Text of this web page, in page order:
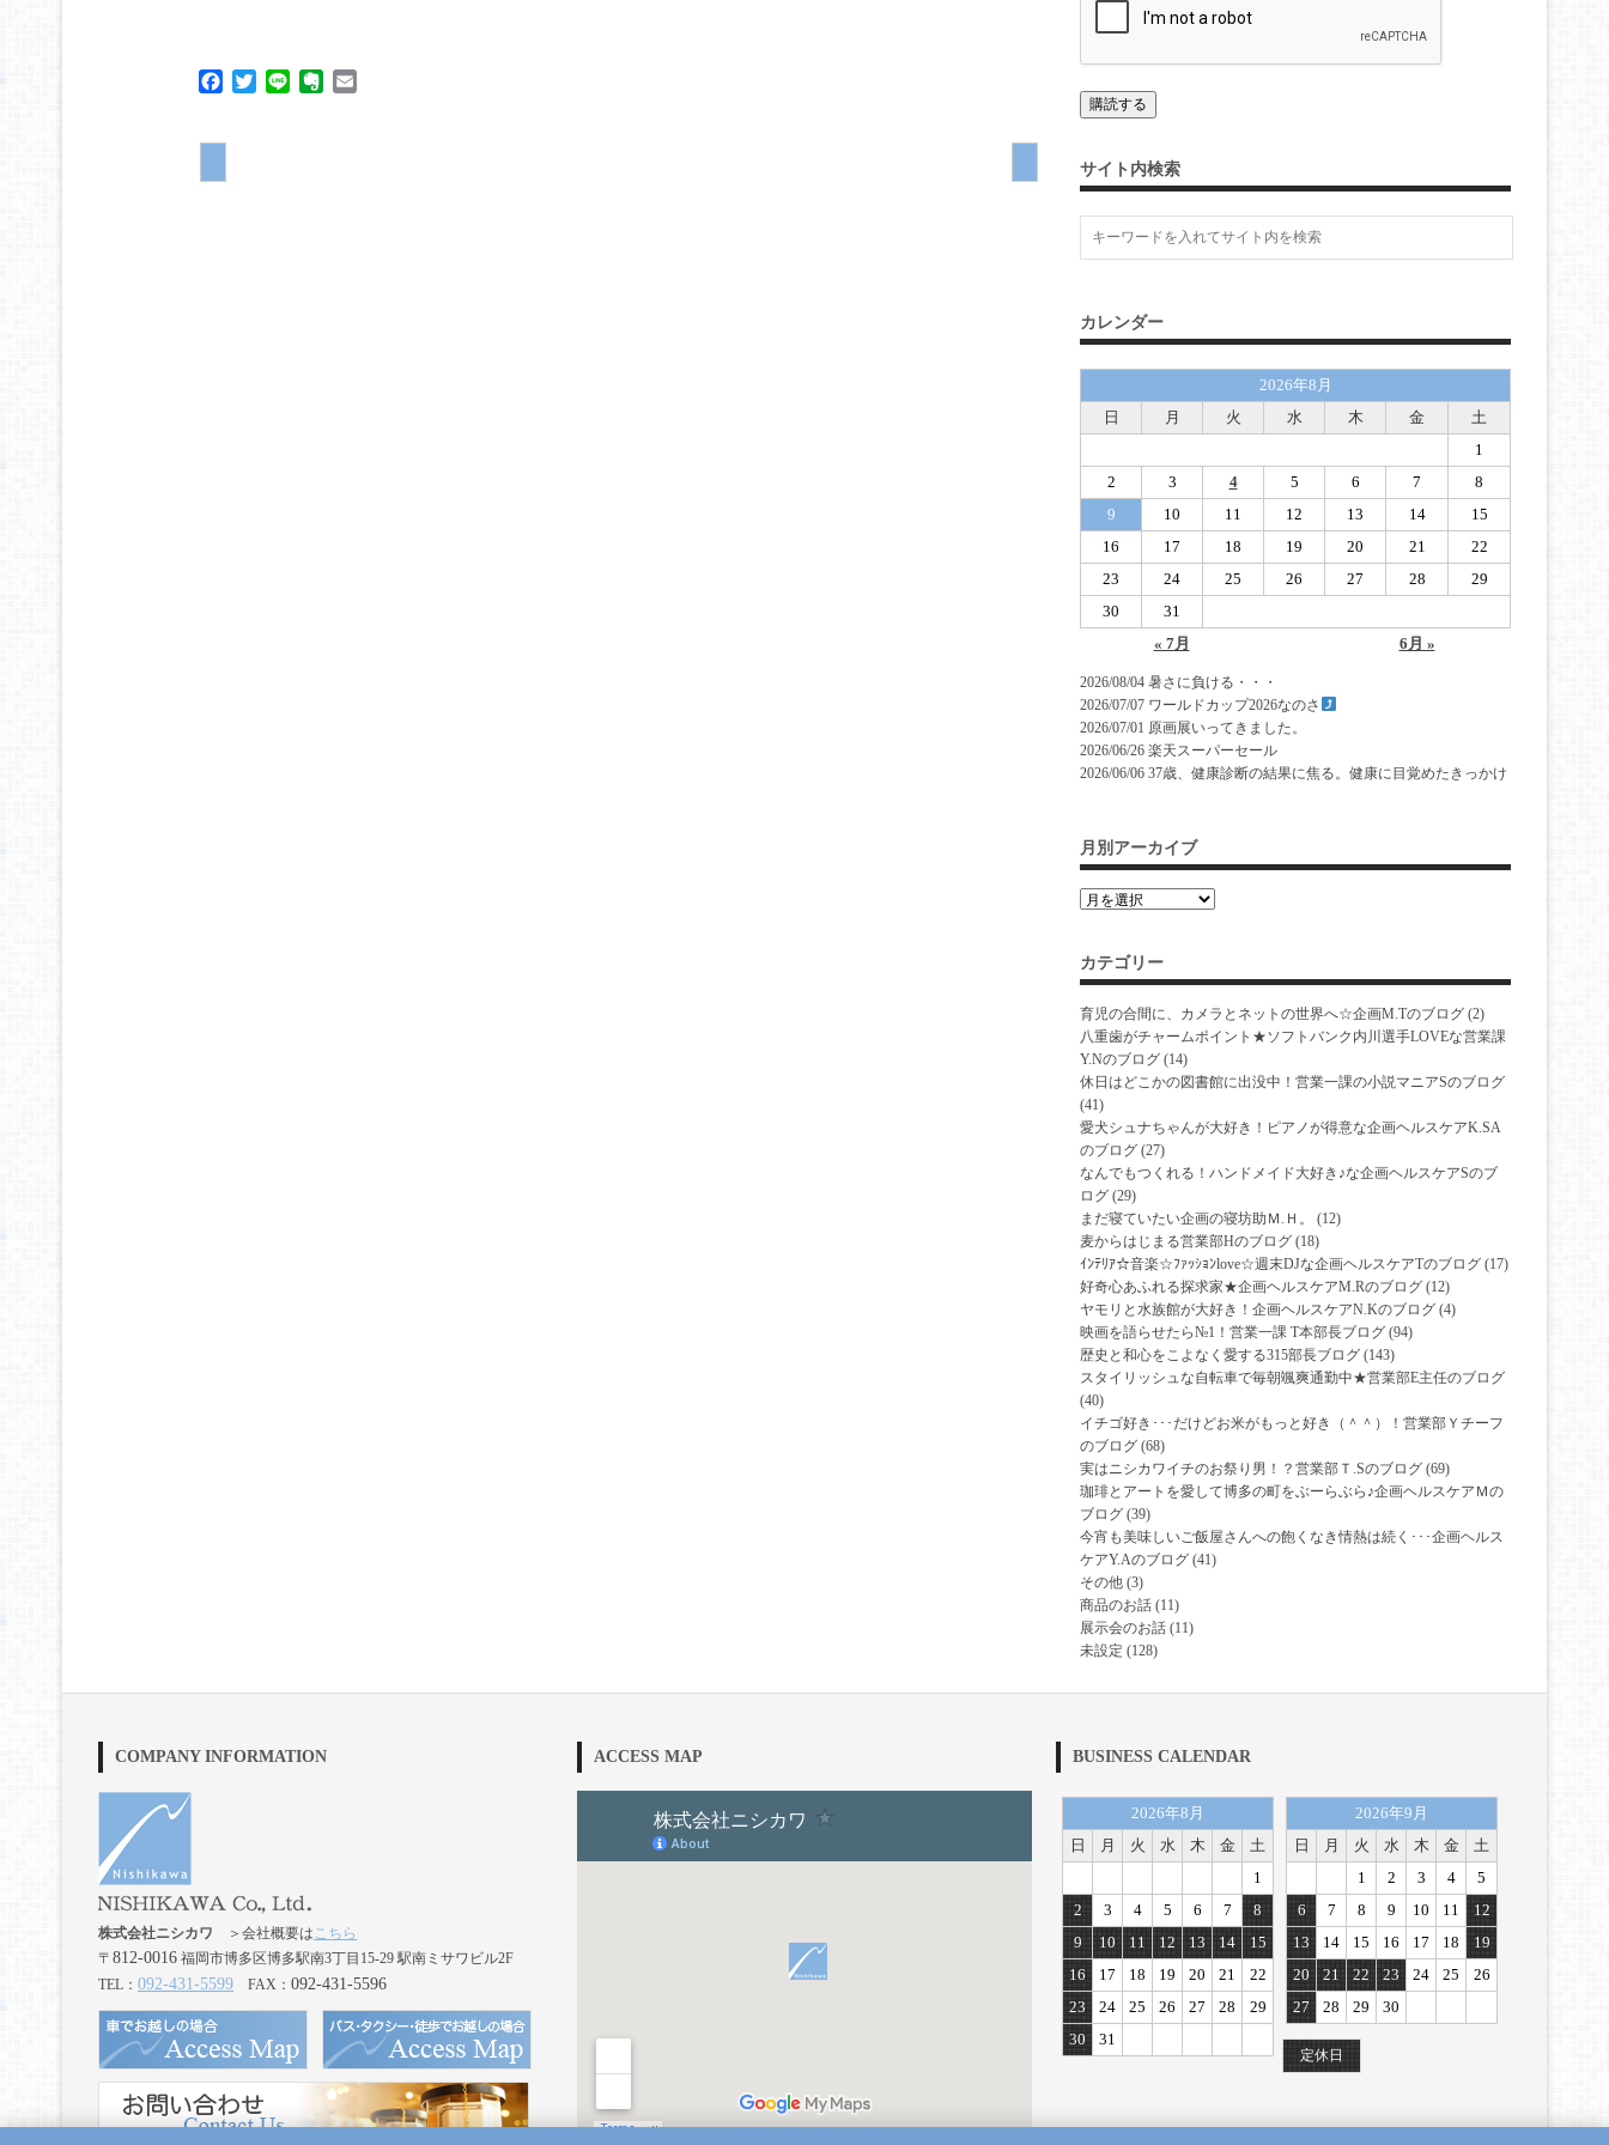
FacebookTwitterLine Evernote
サイト内検索
カレンダー
2026年8月
日
月 火 水 木 金 土
« 7月 6月 »
1
2
3 4 5 6 7
8
9
10 11 12 13 14
15
16
17 18 19 20 21
22
23
24 25 26 27 28
29
30
31
2026/08/04 暑さに負ける・・・
2026/07/07 ワールドカップ2026なのさ
2026/07/01 原画展いってきました。
2026/06/26 楽天スーパーセール
2026/06/06 37歳、健康診断の結果に焦る。健康に目覚めたきっかけ
月別アーカイブ
カテゴリー
育児の合間に、カメラとネットの世界へ☆企画M.Tのブログ (2)
八重歯がチャームポイント★ソフトバンク内川選手LOVEな営業課
Y.Nのブログ (14)
休日はどこかの図書館に出没中！営業一課の小説マニアSのブログ
(41)
愛犬シュナちゃんが大好き！ピアノが得意な企画ヘルスケアK.SA
のブログ (27)
なんでもつくれる！ハンドメイド大好き♪な企画ヘルスケアSのブ
ログ (29)
まだ寝ていたい企画の寝坊助Ｍ.Ｈ。
(12)
麦からはじまる営業部Hのブログ (18)
ｲﾝﾃﾘｱ☆音楽☆ﾌｧｯｼｮﾝlove☆週末DJな企画ヘルスケアTのブログ (17)
好奇心あふれる探求家★企画ヘルスケアM.Rのブログ (12)
ヤモリと水族館が大好き！企画ヘルスケアN.Kのブログ (4)
映画を語らせたら№1！営業一課 T本部長ブログ (94)
歴史と和心をこよなく愛する315部長ブログ (143)
スタイリッシュな自転車で毎朝颯爽通勤中★営業部E主任のブログ
(40)
イチゴ好き･･･だけどお米がもっと好き（＾＾）！営業部Ｙチーフ
のブログ (68)
実はニシカワイチのお祭り男！？営業部Ｔ.Sのブログ (69)
珈琲とアートを愛して博多の町をぶーらぶら♪企画ヘルスケアＭの
ブログ (39)
今宵も美味しいご飯屋さんへの飽くなき情熱は続く･･･企画ヘルス
ケアY.Aのブログ (41)
その他 (3)
商品のお話 (11)
展示会のお話 (11)
未設定 (128)
COMPANY INFORMATION
株式会社ニシカワ ＞会社概要はこちら
〒 812-0016 福岡市博多区博多駅南3丁目15-29 駅南ミサワビル2F
TEL： 092-431-5599 FAX： 092-431-5596
ACCESS MAP BUSINESS CALENDAR
2026年8月
日
月 火 水 木 金
土
1
2
3 4 5 6 7
8
9
10 11 12 13 14
15
16
17 18 19 20 21
22
23
24 25 26 27 28
29
30
31
2026年9月
日
月 火 水 木 金
土
1
2 3 4
5
6
7 8 9 10 11
12
13
14 15 16 17 18
19
20
21 22 23 24 25
26
27
28 29 30
定休日